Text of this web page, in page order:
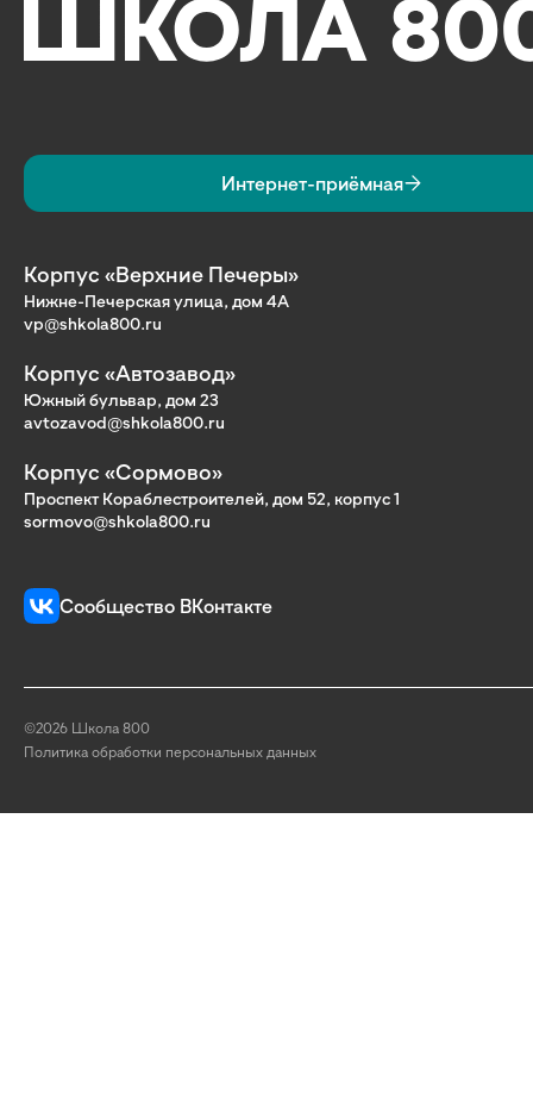
Интернет-приёмная
Корпус «Верхние Печеры»
Нижне-Печерская улица, дом 4А
vp@shkola800.ru
Корпус «Автозавод»
Южный бульвар, дом 23
avtozavod@shkola800.ru
Корпус «Сормово»
Проспект Кораблестроителей, дом 52, корпус 1
sormovo@shkola800.ru
Сообщество ВКонтакте
©2026 Школа 800
Политика обработки персональных данных